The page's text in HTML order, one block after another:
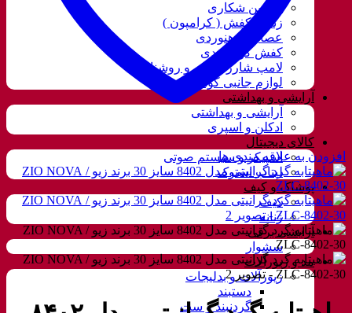
دوربین شکاری
زنجیر کفش ( کرامپون )
عصای کوهنوردی
کفش کوهنوردی
لامپ شارژی، نور و روشنایی
لوازم جانبی کوهنوردی
آرایشی و بهداشتی
آرایشی و بهداشتی
ادکلن و اسپری
کالای دیجیتال
اسپیکر و سیستم صوتی
لپتاب استوک
پوشاک و کیف
کیف
زنانه
آرایشی برقی
سشوار
مد و زیورآلات
زیورآلات و بدلیجات
دستبند
گردنبند و ست
افزودن به علاقه مندی ها